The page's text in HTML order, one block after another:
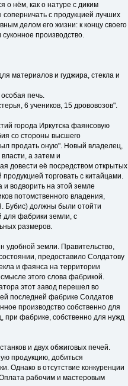
о нём, как о натуре с диким
с продукцией лучших
делом его жизни: к концу своего
производство.
материалов и гуджира, стекла и
печь.
6 учеников, 15 дрововозов".
города Иркутска фа­янсовую
со стороны высшего
продать оную". Новый владелец,
а затем и
довести её по­средством открытых
торговать с китайцами.
водворить на этой земле
потомственного владения,
Бубис) должны были отойти
для фабрики земли, с
размеров.
удобной земли. Правительство,
предоставило Солдатову
и фаянса на территории
этого слова фабрикой.
этот завод перешел во
последней фабрике Солдатов
производство собственно для
при фабрике, собственно для нужд
и двух обжиговых печей.
продукцию, добить­ся
Однако в отсутствие конкуренции
рабочим и мастеровым